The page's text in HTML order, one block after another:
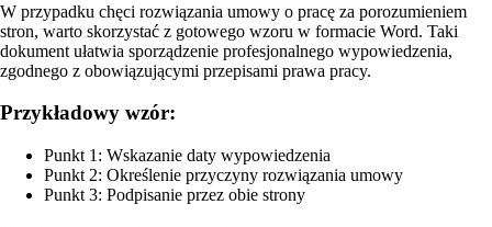
W przypadku chęci rozwiązania umowy o pracę za porozumieniem
stron, warto skorzystać z gotowego wzoru w formacie Word. Taki
dokument ułatwia sporządzenie profesjonalnego wypowiedzenia,
zgodnego z obowiązującymi przepisami prawa pracy.
Przykładowy wzór:
Punkt 1: Wskazanie daty wypowiedzenia
Punkt 2: Określenie przyczyny rozwiązania umowy
Punkt 3: Podpisanie przez obie strony